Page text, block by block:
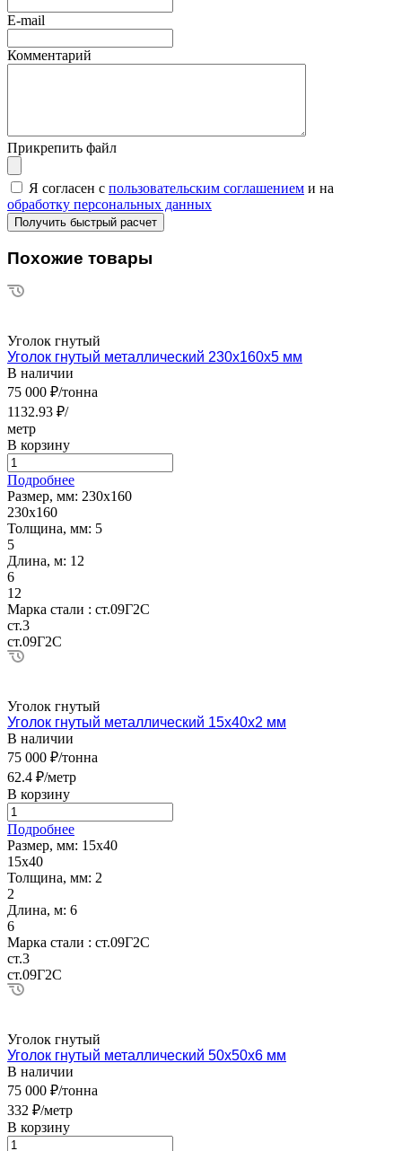
E-mail
Комментарий
Прикрепить файл
Я согласен с пользовательским соглашением и на
обработку персональных данных
Похожие товары
Уголок гнутый
Уголок гнутый металлический 230х160х5 мм
В наличии
75 000 ₽/тонна
1132.93 ₽/
метр
В корзину
Подробнее
Размер, мм: 230х160
230х160
Толщина, мм: 5
5
Длина, м: 12
6
12
Марка стали : ст.09Г2С
ст.3
ст.09Г2С
Уголок гнутый
Уголок гнутый металлический 15х40х2 мм
В наличии
75 000 ₽/тонна
62.4 ₽/метр
В корзину
Подробнее
Размер, мм: 15х40
15х40
Толщина, мм: 2
2
Длина, м: 6
6
Марка стали : ст.09Г2С
ст.3
ст.09Г2С
Уголок гнутый
Уголок гнутый металлический 50х50х6 мм
В наличии
75 000 ₽/тонна
332 ₽/метр
В корзину